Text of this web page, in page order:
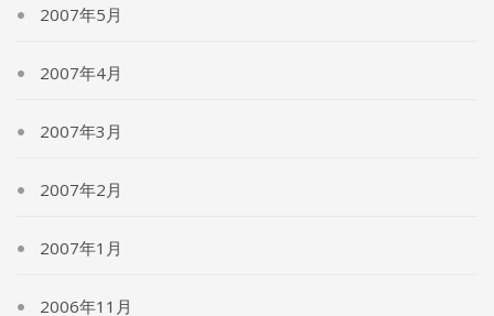
2007年5月
2007年4月
2007年3月
2007年2月
2007年1月
2006年11月